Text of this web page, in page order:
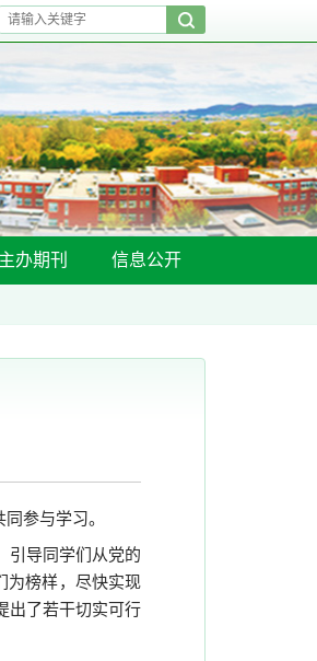
主办期刊 信息公开
参与学习。
引导同学们从党的
为榜样，尽快实现
出了若干切实可行